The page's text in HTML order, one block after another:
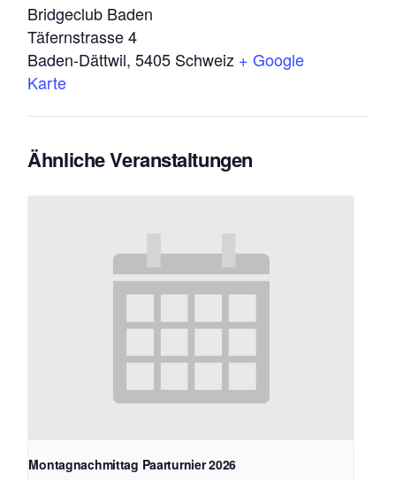
Bridgeclub Baden
Täfernstrasse 4
Baden-Dättwil, 5405 Schweiz + Google
Karte
Ähnliche Veranstaltungen
Montagnachmittag Paarturnier 2026